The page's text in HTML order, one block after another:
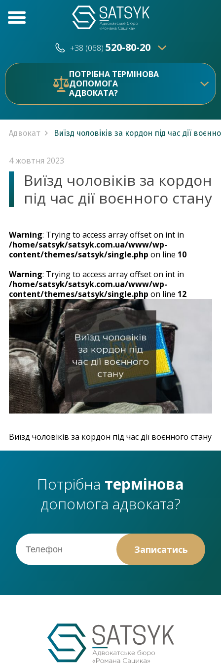
+38 (068) 520-80-20
520-80-20
ПОТРІБНА ТЕРМІНОВА
ДОПОМОГА
АДВОКАТА?
Адвокат Виїзд чоловіків за кордон під час дії
4 жовтня 2023
Виїзд чоловіків за кордон
під час дії воєнного стану
Warning: Trying to access array offset on int in
/home/satsyk/satsyk.com.ua/www/wp-
content/themes/satsyk/single.php on line 10
Warning: Trying to access array offset on int in
/home/satsyk/satsyk.com.ua/www/wp-
content/themes/satsyk/single.php on line 12
Виїзд чоловіків за кордон під час дії воєнного стану
Потрібна термінова
допомога адвоката?